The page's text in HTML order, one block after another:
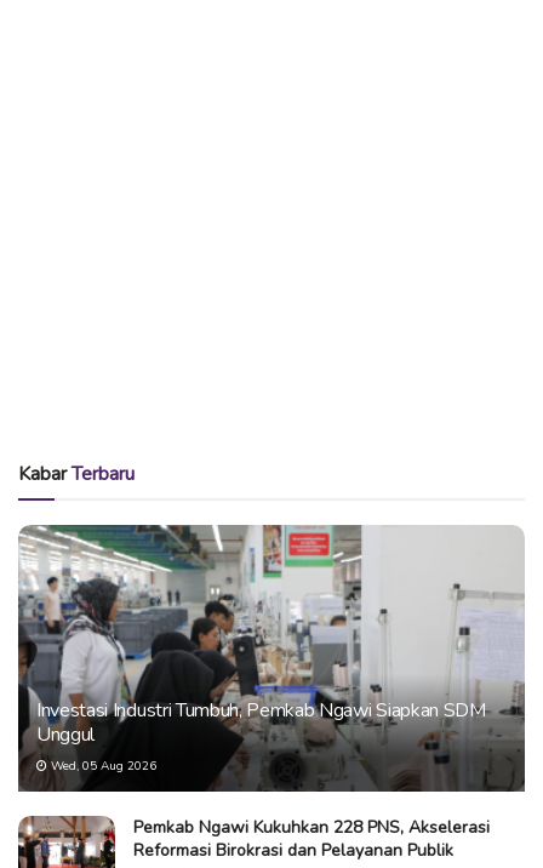
KabarTerbaru
Investasi Industri Tumbuh, Pemkab Ngawi Siapkan SDM
Unggul
Wed, 05 Aug 2026
Pemkab Ngawi Kukuhkan 228 PNS, Akselerasi
Reformasi Birokrasi dan Pelayanan Publik